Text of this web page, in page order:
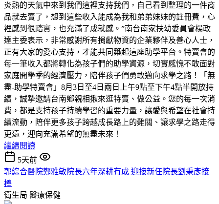
炎熱的天氣中來到我們這裡支持我們，自己看到整理的一件商
品就去賣了，想到這些收入能成為我和弟弟妹妹的註冊費，心
裡感到很踏實，也充滿了成就感。”南台南家扶幼委員會楊政
達主委表示，非常感謝所有捐獻物資的企業夥伴及善心人士，
正有大家的愛心支持，才能共同築起這座助學平台。特賣會的
每一筆收入都將轉化為孩子們的助學資源，切實感愧不敢面對
家庭開學季的經濟壓力，陪伴孩子們勇敢邁向求學之路！「無
盡-助學特賣會」8月3日至4日兩日上午9點至下午4點半開放持
續，誠摯邀請台南鄉親相揪來逛特賣、做公益。您的每一次消
費，都是支持孩子持續學習的重要力量，讓愛與希望在社會持
續流動，陪伴更多孩子跨越成長路上的難關、讓求學之路走得
更遠，迎向充滿希望的無盡未來！
繼續閱讀
5天前
郭綜合醫院鄭雅敏院長六年深耕有成 迎接新任院長劉秉彥接
棒
衛生局 醫療保健